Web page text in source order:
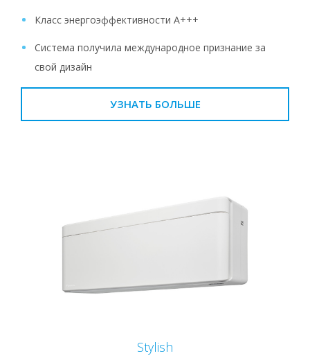
Класс энергоэффективности A+++
Система получила международное признание за
свой дизайн
УЗНАТЬ БОЛЬШЕ
Stylish